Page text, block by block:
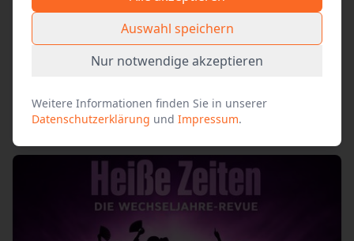
weitere
Produktionen des
Auswahl speichern
Nur notwendige akzeptieren
Weitere Informationen finden Sie in unserer
Datenschutzerklärung und Impressum.